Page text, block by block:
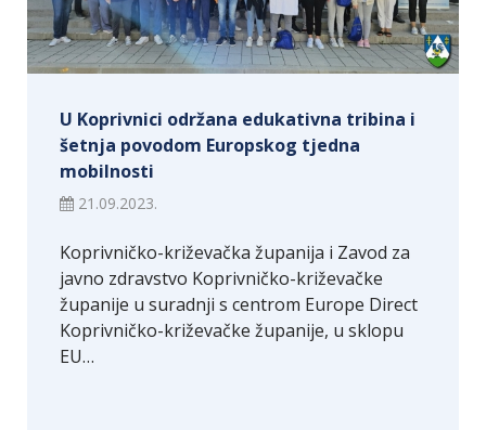
U Koprivnici održana edukativna tribina i
šetnja povodom Europskog tjedna
mobilnosti
21.09.2023.
Koprivničko-križevačka županija i Zavod za
javno zdravstvo Koprivničko-križevačke
županije u suradnji s centrom Europe Direct
Koprivničko-križevačke županije, u sklopu
EU…